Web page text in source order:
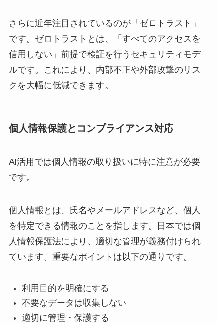
さらに近年注目されているのが「ゼロトラスト」
です。ゼロトラストとは、「すべてのアクセスを
信用しない」前提で検証を行うセキュリティモデ
ルです。これにより、内部不正や外部攻撃のリス
クを大幅に低減できます。
個人情報保護とコンプライアンス対応
AI活用では個人情報の取り扱いに特に注意が必要
です。
個人情報とは、氏名やメールアドレスなど、個人
を特定できる情報のことを指します。日本では個
人情報保護法により、適切な管理が義務付けられ
ています。重要なポイントは以下の通りです。
利用目的を明確にする
不要なデータは収集しない
適切に管理・保護する